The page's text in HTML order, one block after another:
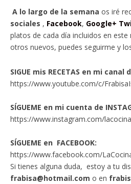
A lo largo de la semana os iré
sociales , Facebook, Google+
platos de cada día incluidos en
otros nuevos, puedes seguirme y
SIGUE mis RECETAS en mi canal
https://www.youtube.com/c/
SÍGUEME en mi cuenta de
https://www.instagram.com/
SÍGUEME en FACEBOOK:
https://www.facebook.com/
Si tienes alguna duda, estoy a tu
frabisa@hotmail.com o en